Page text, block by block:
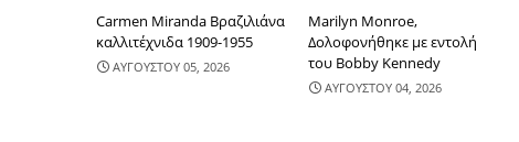
Carmen Miranda Βραζιλιάνα
καλλιτέχνιδα 1909-1955
ΑΥΓΟΥΣΤΟΥ 05, 2026
Marilyn Monroe,
Δολοφονήθηκε με εντολή
του Bobby Kennedy
ΑΥΓΟΥΣΤΟΥ 04, 2026